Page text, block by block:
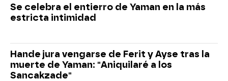
Se celebra el entierro de Yaman en la más
estricta intimidad
Hande jura vengarse de Ferit y Ayse tras la
muerte de Yaman: "Aniquilaré a los
Sancakzade"